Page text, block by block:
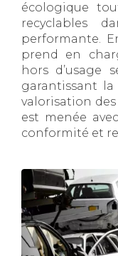
écologique
recyclables
performante.
prend en
hors d’usage
garantissant
valorisation
est menée
conformité et